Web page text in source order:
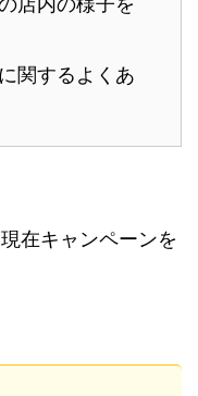
関するよくあ
在キャンペーンを